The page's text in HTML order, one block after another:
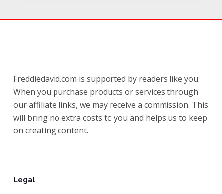
Freddiedavid.com is supported by readers like you.
When you purchase products or services through
our affiliate links, we may receive a commission. This
will bring no extra costs to you and helps us to keep
on creating content.
Legal